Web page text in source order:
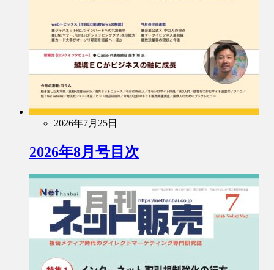
2026年7月25日
2026年8月号目次